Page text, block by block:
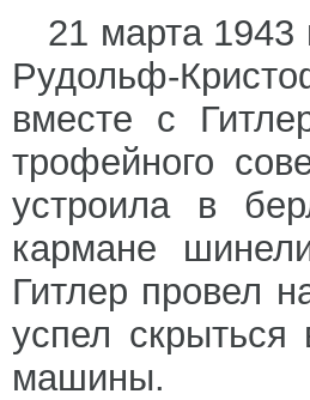
21 марта
Рудольф-
вместе с
трофейного
устроила в
кармане
Гитлер провел
успел скрыться
машины.